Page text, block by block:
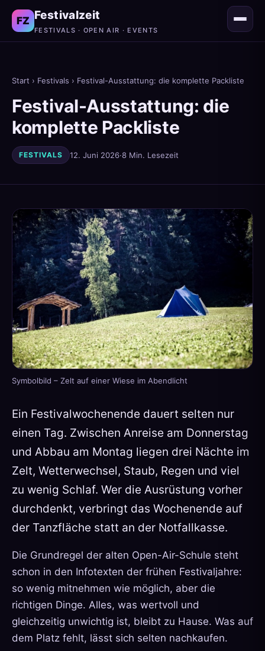
FZ Festivalzeit
FESTIVALS · OPEN AIR · EVENTS
Start › Festivals › Festival-Ausstattung: die komplette Packliste
Festival-Ausstattung: die
komplette Packliste
FESTIVALS 12. Juni 2026·8 Min. Lesezeit
Symbolbild – Zelt auf einer Wiese im Abendlicht
Ein Festivalwochenende dauert selten nur
einen Tag. Zwischen Anreise am Donnerstag
und Abbau am Montag liegen drei Nächte im
Zelt, Wetterwechsel, Staub, Regen und viel
zu wenig Schlaf. Wer die Ausrüstung vorher
durchdenkt, verbringt das Wochenende auf
der Tanzfläche statt an der Notfallkasse.
Die Grundregel der alten Open-Air-Schule steht
schon in den Infotexten der frühen Festivaljahre:
so wenig mitnehmen wie möglich, aber die
richtigen Dinge. Alles, was wertvoll und
gleichzeitig unwichtig ist, bleibt zu Hause. Was auf
dem Platz fehlt, lässt sich selten nachkaufen.